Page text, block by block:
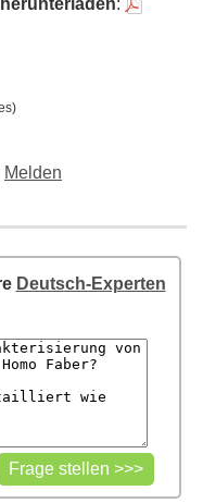
:
Melden
Deutsch-Experten